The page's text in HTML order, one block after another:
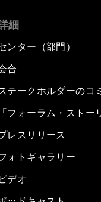
細
ンター（部門）
合
テークホルダーのコ
「フォーラム・ストー
レスリリース
ォトギャラリー
ビデオ